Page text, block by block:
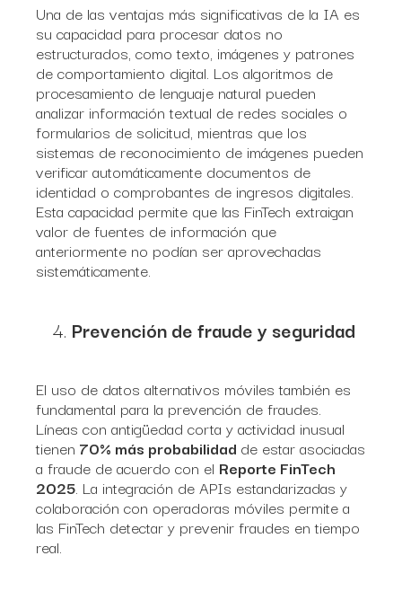
Una de las ventajas más significativas de la IA es
su capacidad para procesar datos no
estructurados, como texto, imágenes y patrones
de comportamiento digital. Los algoritmos de
procesamiento de lenguaje natural pueden
analizar información textual de redes sociales o
formularios de solicitud, mientras que los
sistemas de reconocimiento de imágenes pueden
verificar automáticamente documentos de
identidad o comprobantes de ingresos digitales.
Esta capacidad permite que las FinTech extraigan
valor de fuentes de información que
anteriormente no podían ser aprovechadas
sistemáticamente.
Prevención de fraude y seguridad
El uso de datos alternativos móviles también es
fundamental para la prevención de fraudes.
Líneas con antigüedad corta y actividad inusual
tienen 70% más probabilidad de estar asociadas
a fraude de acuerdo con el Reporte FinTech
2025. La integración de APIs estandarizadas y
colaboración con operadoras móviles permite a
las FinTech detectar y prevenir fraudes en tiempo
real.